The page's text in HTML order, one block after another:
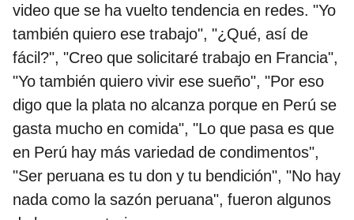
video que se ha vuelto tendencia en redes. "Yo
también quiero ese trabajo", "¿Qué, así de
fácil?", "Creo que solicitaré trabajo en Francia",
"Yo también quiero vivir ese sueño", "Por eso
digo que la plata no alcanza porque en Perú se
gasta mucho en comida", "Lo que pasa es que
en Perú hay más variedad de condimentos",
"Ser peruana es tu don y tu bendición", "No hay
nada como la sazón peruana", fueron algunos